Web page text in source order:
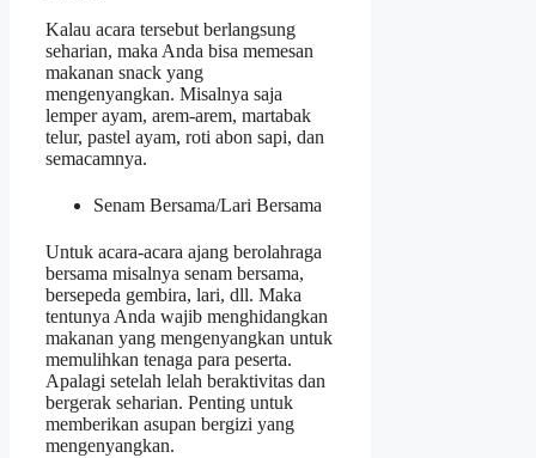
Kalau acara tersebut berlangsung
seharian, maka Anda bisa memesan
makanan snack yang
mengenyangkan. Misalnya saja
lemper ayam, arem-arem, martabak
telur, pastel ayam, roti abon sapi, dan
semacamnya.
Senam Bersama/Lari Bersama
Untuk acara-acara ajang berolahraga
bersama misalnya senam bersama,
bersepeda gembira, lari, dll. Maka
tentunya Anda wajib menghidangkan
makanan yang mengenyangkan untuk
memulihkan tenaga para peserta.
Apalagi setelah lelah beraktivitas dan
bergerak seharian. Penting untuk
memberikan asupan bergizi yang
mengenyangkan.